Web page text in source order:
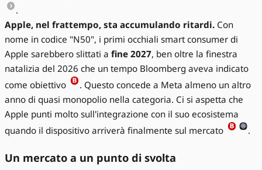
.
Apple, nel frattempo, sta accumulando ritardi. Con
nome in codice "N50", i primi occhiali smart consumer di
Apple sarebbero slittati a fine 2027, ben oltre la finestra
natalizia del 2026 che un tempo Bloomberg aveva indicato
come obiettivo
. Questo concede a Meta almeno un altro
anno di quasi monopolio nella categoria. Ci si aspetta che
Apple punti molto sull'integrazione con il suo ecosistema
quando il dispositivo arriverà finalmente sul mercato
.
Un mercato a un punto di svolta